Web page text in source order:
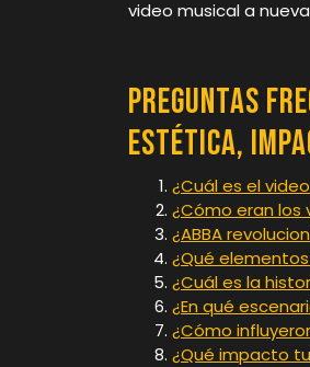
video musical a
Preguntas
Estética,
¿Cuál es el
¿Cómo eran los
¿ABBA
¿Qué
¿Cuál es la
¿En qué
¿Cómo
¿Qué impacto